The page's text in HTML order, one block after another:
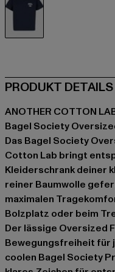
PRODUKT DETAILS
ANOTHER COTTON
Bagel Society
Das Bagel Society
Cotton Lab bringt
Kleiderschrank deiner
reiner Baumwolle
maximalen
Bolzplatz oder beim
Der lässige Oversized
Bewegungsfreiheit für
coolen Bagel Society